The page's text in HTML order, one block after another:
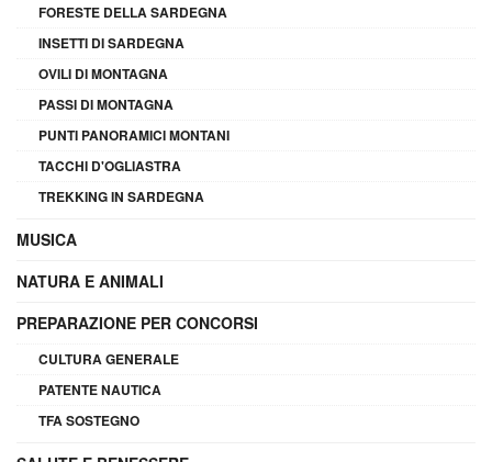
FORESTE DELLA SARDEGNA
INSETTI DI SARDEGNA
OVILI DI MONTAGNA
PASSI DI MONTAGNA
PUNTI PANORAMICI MONTANI
TACCHI D'OGLIASTRA
TREKKING IN SARDEGNA
MUSICA
NATURA E ANIMALI
PREPARAZIONE PER CONCORSI
CULTURA GENERALE
PATENTE NAUTICA
TFA SOSTEGNO